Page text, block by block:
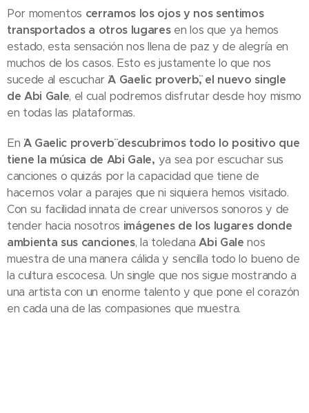
Por momentos cerramos los ojos y nos sentimos
transportados a otros lugaresen los que ya hemos
estado, esta sensación nos llena de paz y de alegría en
muchos de los casos. Esto es justamente lo que nos
sucede al escuchar¨A Gaelic proverb¨, el nuevo single
de Abi Gale, el cual podremos disfrutar desde hoy mismo
en todas las plataformas.
En¨A Gaelic proverb¨ descubrimos todo lo positivo que
tiene la música de Abi Gale, ya sea por escuchar sus
canciones o quizás por la capacidad que tiene de
hacernos volar a parajes que ni siquiera hemos visitado.
Con su facilidad innata de crear universos sonoros y de
tender hacia nosotros imágenes de los lugares donde
ambienta sus canciones, la toledanaAbi Gale nos
muestra de una manera cálida y sencilla todo lo bueno de
la cultura escocesa. Un single que nos sigue mostrando a
una artista con un enorme talento y que pone el corazón
en cada una de las compasiones que muestra.